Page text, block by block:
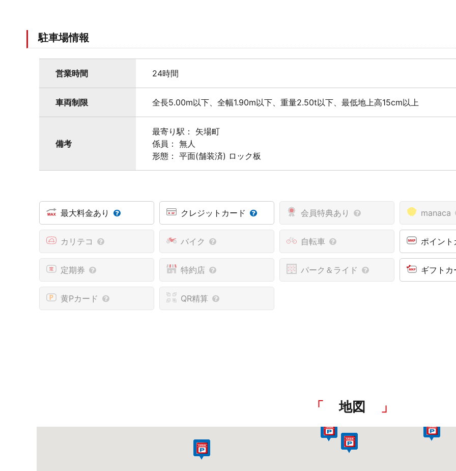
駐車場情報
営業時間 24時間
車両制限 全長5.00m以下、全幅1.90m以下、重量2.50t以下、最低地上高15cm以上
備考
最寄り駅： 矢場町
係員： 無人
形態： 平面(舗装済) ロック板
最大料金あり クレジットカード 会員特典あり manaca
カリテコ バイク 自転車 ポイン
定期券 特約店 パーク＆ライド ギフト
黄Pカード QR精算
地図